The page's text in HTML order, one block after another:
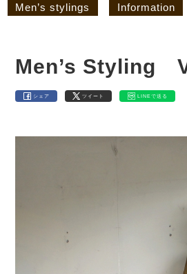
Men’s stylings Information
Men’s Styling
シェア ツイート LINEで送る